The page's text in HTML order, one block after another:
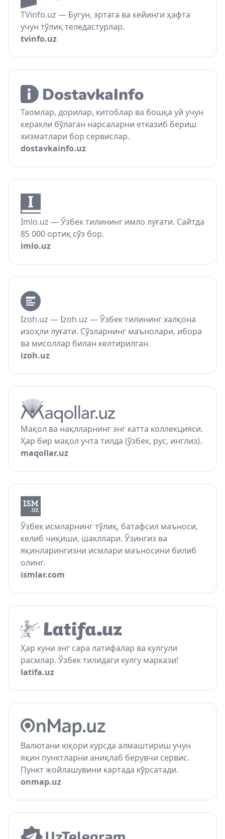
TVinfo.uz — Бугун, эртага ва кейинги ҳафта
учун тўлиқ теледастурлар.
tvinfo.uz
Таомлар, дорилар, китоблар ва бошқа уй учун
керакли бўлаган нарсаларни етказиб бериш
хизматлари бор сервислар.
dostavkainfo.uz
Imlo.uz — Ўзбек тилининг имло луғати. Сайтда
85 000 ортиқ сўз бор.
imlo.uz
Izoh.uz — Izoh.uz — Ўзбек тилининг халқона
изоҳли луғати. Сўзларнинг маънолари, ибора
ва мисоллар билан келтирилган.
izoh.uz
Мақол ва нақлларнинг энг катта коллекцияси.
Ҳар бир мақол учта тилда (ўзбек, рус, инглиз).
maqollar.uz
Ўзбек исмларнинг тўлиқ, батафсил маъноси,
келиб чиқиши, шакллари. Ўзингиз ва
яқинларингизни исмлари маъносини билиб
олинг.
ismlar.com
Ҳар куни энг сара латифалар ва кулгули
расмлар. Ўзбек тилидаги кулгу маркази!
latifa.uz
Валютани юқори курсда алмаштириш учун
яқин пунктларни аниқлаб берувчи сервис.
Пункт жойлашувини картада кўрсатади.
onmap.uz